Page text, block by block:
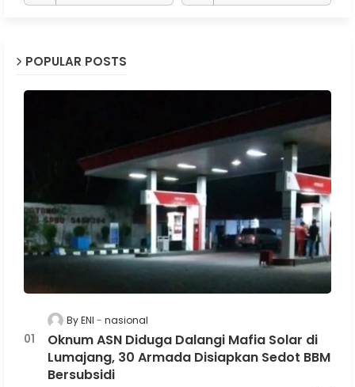
POPULAR POSTS
By ENI nasional
Oknum ASN Diduga Dalangi Mafia Solar di
Lumajang, 30 Armada Disiapkan Sedot BBM
Bersubsidi